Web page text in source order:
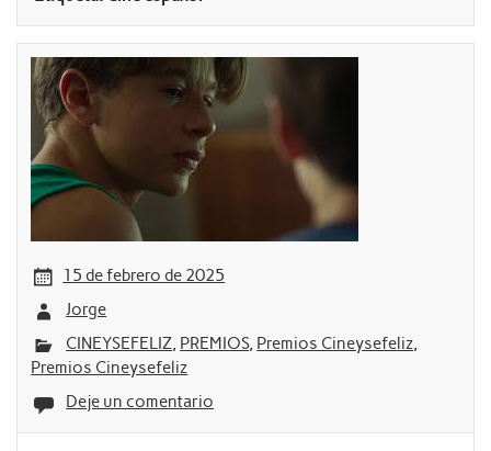
15 de febrero de 2025
Jorge
CINEYSEFELIZ, PREMIOS, Premios Cineysefeliz,
Premios Cineysefeliz
Deje un comentario